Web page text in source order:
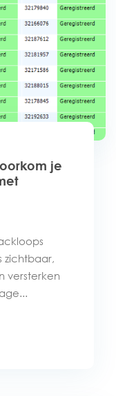
je
zichtbaar,
versterken